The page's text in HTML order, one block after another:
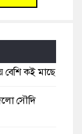
বেশি কই মাছে
সৌদি